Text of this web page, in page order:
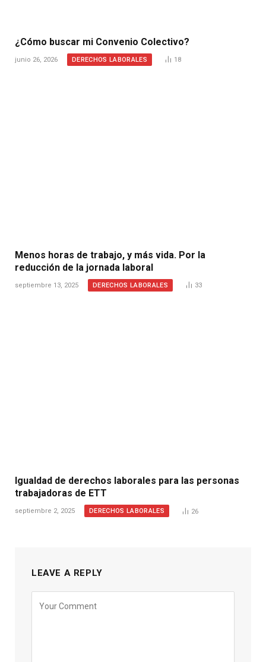
¿Cómo buscar mi Convenio Colectivo?
junio 26, 2026 DERECHOS LABORALES 18
Menos horas de trabajo, y más vida. Por la
reducción de la jornada laboral
septiembre 13, 2025 DERECHOS LABORALES 33
Igualdad de derechos laborales para las personas
trabajadoras de ETT
septiembre 2, 2025 DERECHOS LABORALES 26
LEAVE A REPLY